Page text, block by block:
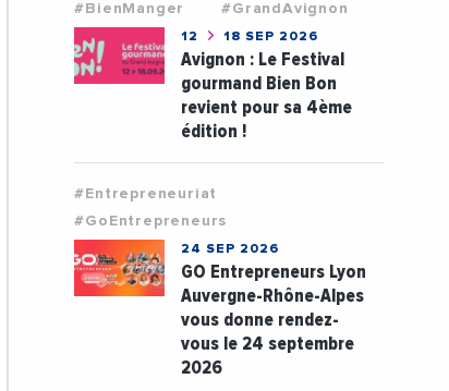
#BienManger #GrandAvignon
12 18 SEP 2026
Avignon : Le Festival
gourmand Bien Bon
revient pour sa 4ème
édition !
#Entrepreneuriat
#GoEntrepreneurs
24 SEP 2026
GO Entrepreneurs Lyon
Auvergne-Rhône-Alpes
vous donne rendez-
vous le 24 septembre
2026